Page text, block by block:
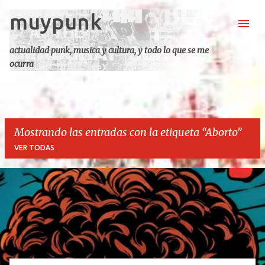
Ir al contenido principal
muypunk
actualidad punk, musica y cultura, y todo lo que se me
ocurra
Mostrando las entradas con la etiqueta Aborto
VER TODAS
E
t
r
a